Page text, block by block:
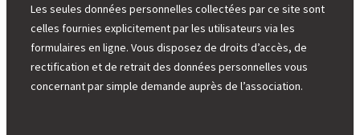
Les seules données personnelles collectées par ce site sont
celles fournies explicitement par les utilisateurs via les
formulaires en ligne. Vous disposez de droits d’accès, de
rectification et de retrait des données personnelles vous
concernant par simple demande auprès de l’association.